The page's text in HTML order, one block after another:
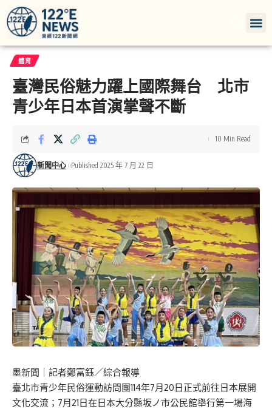
體育
臺灣民俗魅力躍上國際舞台 北市
青少年日本首演掌聲不斷
新聞中心 Published 2025 年 7 月 22 日
10 Min Read
墨新聞 ｜記者鄭富鈺／綜合報導
臺北市青少年民俗運動訪問團114年7月20日正式前往日本展開
文化交流；7月21日在日本大分縣坂ノ市公民館舉行第一場海